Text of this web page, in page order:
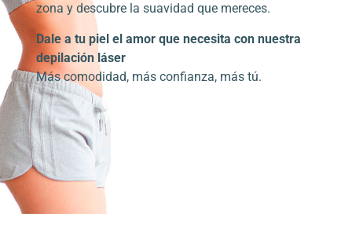
zona y descubre la suavidad que mereces.
Dale a tu piel el amor que necesita con nuestra
depilación láser
Más comodidad, más confianza, más tú.